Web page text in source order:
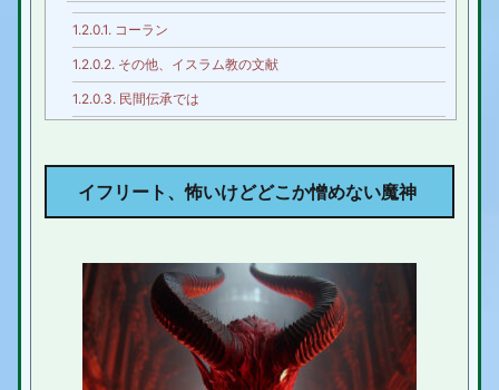
1.2.0.1. コーラン
1.2.0.2. その他、イスラム教の文献
1.2.0.3. 民間伝承では
1.2.0.5.地中海・アラブ
1.3.2. 漁師と鬼神との物語（第3夜 -第9夜）
果てはモビルスーツにまでなったイフリート
イフリート まとめ
イフリート 、怖いけどどこか憎めない魔神